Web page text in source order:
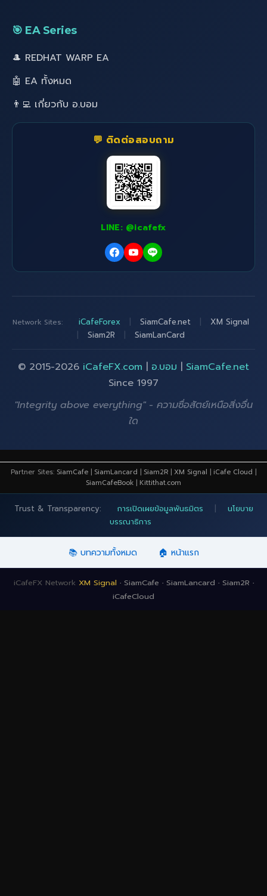
🎯 EA Series
🎩 REDHAT WARP EA
🤖 EA ทั้งหมด
👨‍💻 เกี่ยวกับ อ.บอม
💬 ติดต่อสอบถาม
LINE: @icafefx
Network Sites: iCafeForex SiamCafe.net
XM Signal
Siam2R SiamLanCard
© 2015-2026 iCafeFX.com | อ.บอม | SiamCafe.net
Since 1997
"Integrity above everything" - ความซื่อสัตย์เหนือสิ่งอื่น
ใด
Partner Sites: SiamCafe | SiamLancard | Siam2R | XM Signal | iCafe Cloud |
SiamCafeBook | Kittithat.com
Trust & Transparency: การเปิดเผยข้อมูลพันธมิตร |
นโยบาย
บรรณาธิการ
📚 บทความทั้งหมด 🏠 หน้าแรก
iCafeFX Network XM Signal · SiamCafe · SiamLancard · Siam2R ·
iCafeCloud